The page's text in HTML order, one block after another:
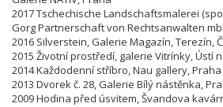
2017 Tschechische Landschaftsmalerei
Gorg Partnerschaft von Rechtsanwalten
2016 Silverstein, Galerie Magazín, Terezín,
2015 Životní prostředí, galerie Vitrínky, Ústí
2014 Každodenní stříbro, Nau gallery, Praha
2013 Dvorek č. 28, Galerie Bílý nástěnka,
2009 Hodina před úsvitem, Švandova